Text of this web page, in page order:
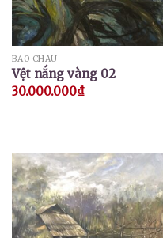
BẢO CHÂU
Vệt nắng vàng 02
30.000.000₫